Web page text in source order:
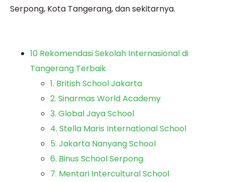
Serpong, Kota Tangerang, dan sekitarnya.
10 Rekomendasi Sekolah Internasional di
Tangerang Terbaik
1. British School Jakarta
2. Sinarmas World Academy
3. Global Jaya School
4. Stella Maris International School
5. Jakarta Nanyang School
6. Binus School Serpong
7. Mentari Intercultural School